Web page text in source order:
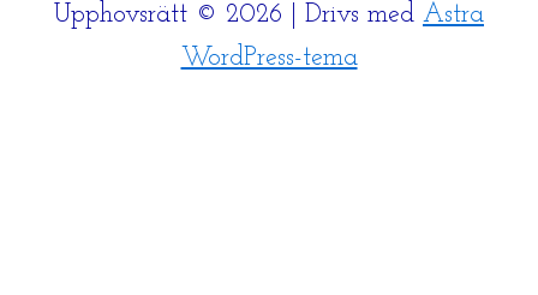
Upphovsrätt © 2026 | Drivs med Astra
WordPress-tema